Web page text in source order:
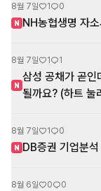
8월 7일 1 0
N NH농협생명 자
8월 7일 1 1
N
삼성 공채가 곧
될까요? (하트 눌
8월 7일 1 0
N DB증권 기업분
8월 6일 0 0